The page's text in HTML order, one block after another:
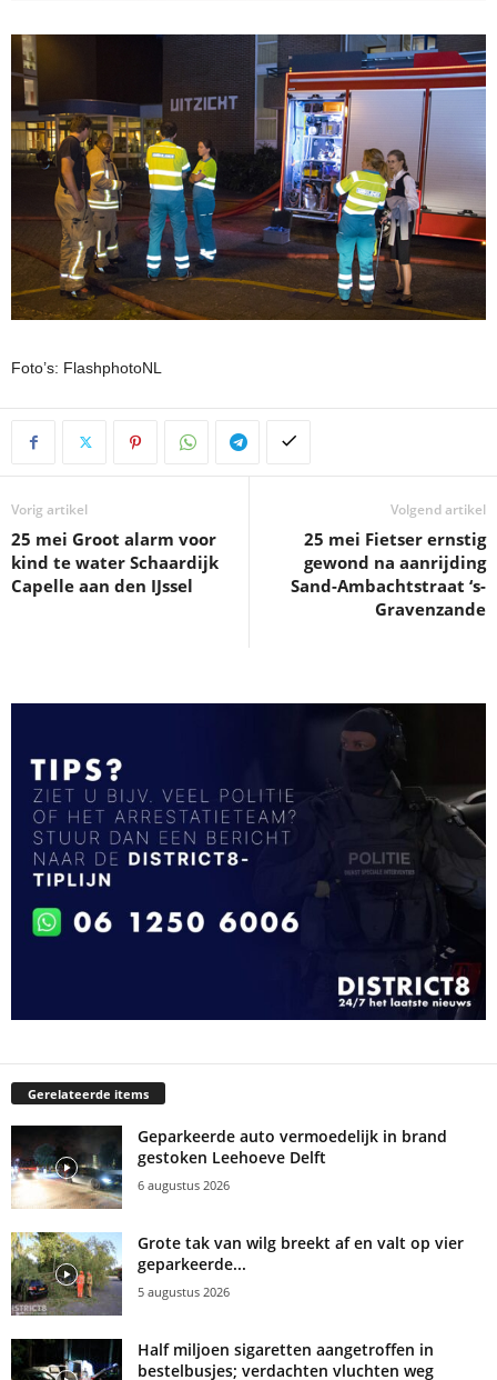
Foto’s: FlashphotoNL
Vorig artikel
25 mei Groot alarm voor
kind te water Schaardijk
Capelle aan den IJssel
Volgend artikel
25 mei Fietser ernstig
gewond na aanrijding
Sand-Ambachtstraat ‘s-
Gravenzande
Gerelateerde items
Geparkeerde auto vermoedelijk in brand
gestoken Leehoeve Delft
6 augustus 2026
Grote tak van wilg breekt af en valt op vier
geparkeerde...
5 augustus 2026
Half miljoen sigaretten aangetroffen in
bestelbusjes; verdachten vluchten weg